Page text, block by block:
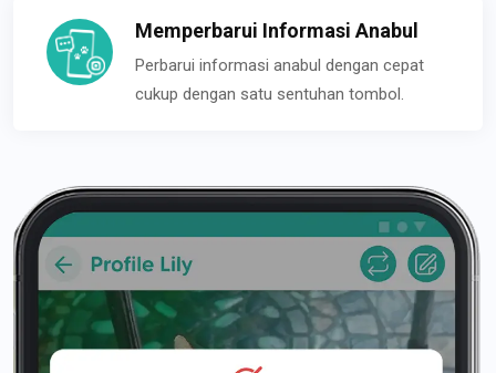
Memperbarui Informasi Anabul
Perbarui informasi anabul dengan cepat
cukup dengan satu sentuhan tombol.